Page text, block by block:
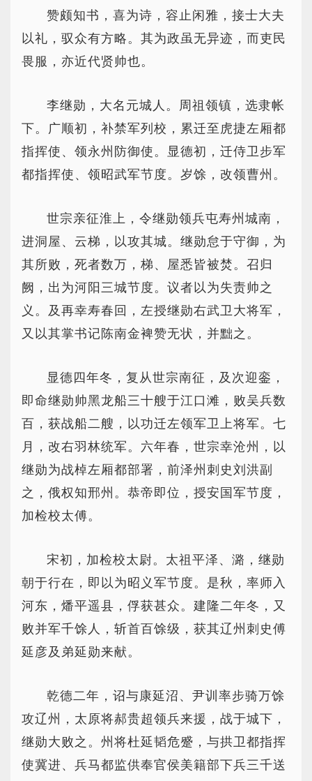
赞颇知书，喜为诗，容止闲雅，接士大夫
以礼，驭众有方略。其为政虽无异迹，而吏民
畏服，亦近代贤帅也。
李继勋，大名元城人。周祖领镇，选隶帐
下。广顺初，补禁军列校，累迁至虎捷左厢都
指挥使、领永州防御使。显德初，迁侍卫步军
都指挥使、领昭武军节度。岁馀，改领曹州。
世宗亲征淮上，令继勋领兵屯寿州城南，
进洞屋、云梯，以攻其城。继勋怠于守御，为
其所败，死者数万，梯、屋悉皆被焚。召归
阙，出为河阳三城节度。议者以为失责帅之
义。及再幸寿春回，左授继勋右武卫大将军，
又以其掌书记陈南金裨赞无状，并黜之。
显德四年冬，复从世宗南征，及次迎銮，
即命继勋帅黑龙船三十艘于江口滩，败吴兵数
百，获战船二艘，以功迁左领军卫上将军。七
月，改右羽林统军。六年春，世宗幸沧州，以
继勋为战棹左厢都部署，前泽州刺史刘洪副
之，俄权知邢州。恭帝即位，授安国军节度，
加检校太傅。
宋初，加检校太尉。太祖平泽、潞，继勋
朝于行在，即以为昭义军节度。是秋，率师入
河东，燔平遥县，俘获甚众。建隆二年冬，又
败并军千馀人，斩首百馀级，获其辽州刺史傅
延彦及弟延勋来献。
乾德二年，诏与康延沼、尹训率步骑万馀
攻辽州，太原将郝贵超领兵来援，战于城下，
继勋大败之。州将杜延韬危蹙，与拱卫都指挥
使冀进、兵马都监供奉官侯美籍部下兵三千送